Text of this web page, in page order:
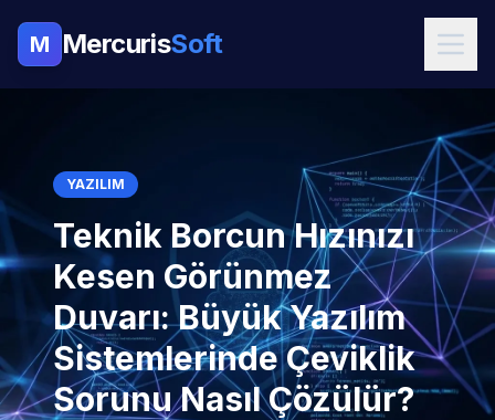
M MercurisSoft
YAZILIM
Teknik Borcun Hızınızı
Kesen Görünmez
Duvarı: Büyük Yazılım
Sistemlerinde Çeviklik
Sorunu Nasıl Çözülür?